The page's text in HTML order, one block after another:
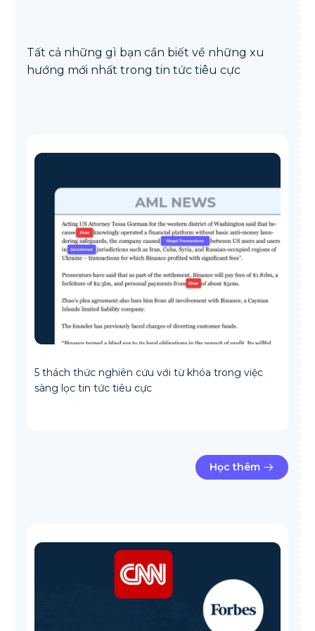
Tất cả những gì bạn cần biết về những xu
hướng mới nhất trong tin tức tiêu cực
5 thách thức nghiên cứu với từ khóa trong việc
sàng lọc tin tức tiêu cực
Học thêm